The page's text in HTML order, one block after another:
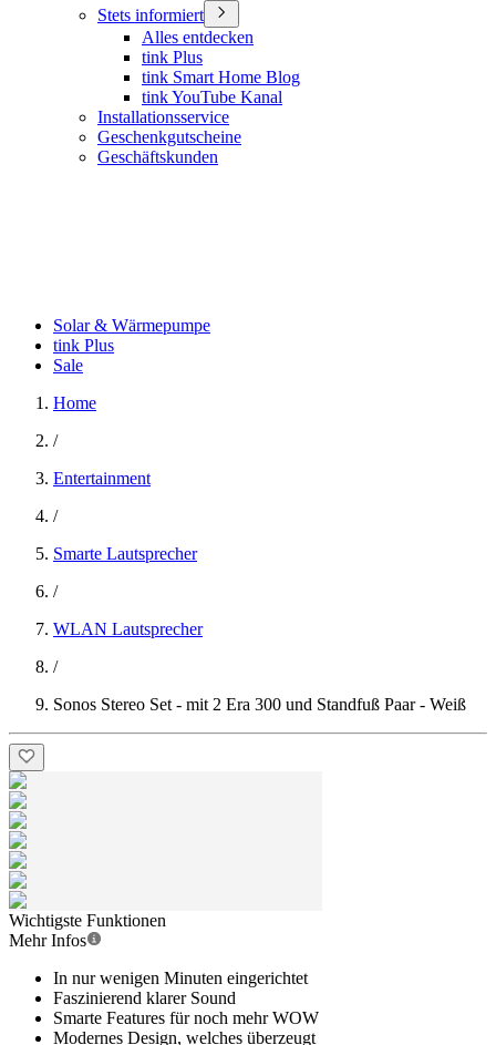
Stets informiert
Alles entdecken
tink Plus
tink Smart Home Blog
tink YouTube Kanal
Installationsservice
Geschenkgutscheine
Geschäftskunden
Solar & Wärmepumpe
tink Plus
Sale
Home
/
Entertainment
/
Smarte Lautsprecher
/
WLAN Lautsprecher
/
Sonos Stereo Set - mit 2 Era 300 und Standfuß Paar - Weiß
Wichtigste Funktionen
Mehr Infos
In nur wenigen Minuten eingerichtet
Faszinierend klarer Sound
Smarte Features für noch mehr WOW
Modernes Design, welches überzeugt